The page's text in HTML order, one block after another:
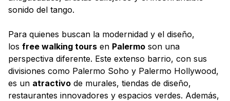
sonido del tango.
Para quienes buscan la modernidad y el diseño,
los free walking tours en Palermo son una
perspectiva diferente. Este extenso barrio, con sus
divisiones como Palermo Soho y Palermo Hollywood,
es un atractivo de murales, tiendas de diseño,
restaurantes innovadores y espacios verdes. Además,